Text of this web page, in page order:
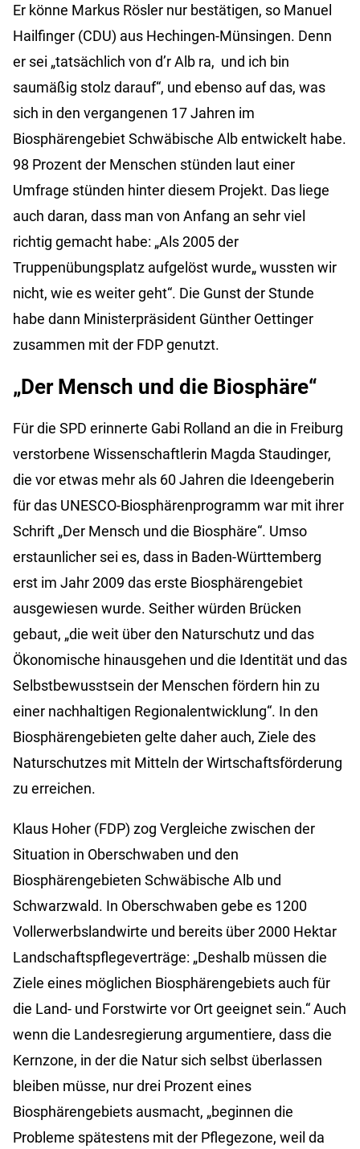
Er könne Markus Rösler nur bestätigen, so Manuel
Hailfinger (CDU) aus Hechingen-Münsingen. Denn
er sei „tatsächlich von d’r Alb ra, und ich bin
saumäßig stolz darauf“, und ebenso auf das, was
sich in den vergangenen 17 Jahren im
Biosphärengebiet Schwäbische Alb entwickelt habe.
98 Prozent der Menschen stünden laut einer
Umfrage stünden hinter diesem Projekt. Das liege
auch daran, dass man von Anfang an sehr viel
richtig gemacht habe: „Als 2005 der
Truppenübungsplatz aufgelöst wurde„ wussten wir
nicht, wie es weiter geht“. Die Gunst der Stunde
habe dann Ministerpräsident Günther Oettinger
zusammen mit der FDP genutzt.
„Der Mensch und die Biosphäre“
Für die SPD erinnerte Gabi Rolland an die in Freiburg
verstorbene Wissenschaftlerin Magda Staudinger,
die vor etwas mehr als 60 Jahren die Ideengeberin
für das UNESCO-Biosphärenprogramm war mit ihrer
Schrift „Der Mensch und die Biosphäre“. Umso
erstaunlicher sei es, dass in Baden-Württemberg
erst im Jahr 2009 das erste Biosphärengebiet
ausgewiesen wurde. Seither würden Brücken
gebaut, „die weit über den Naturschutz und das
Ökonomische hinausgehen und die Identität und das
Selbstbewusstsein der Menschen fördern hin zu
einer nachhaltigen Regionalentwicklung“. In den
Biosphärengebieten gelte daher auch, Ziele des
Naturschutzes mit Mitteln der Wirtschaftsförderung
zu erreichen.
Klaus Hoher (FDP) zog Vergleiche zwischen der
Situation in Oberschwaben und den
Biosphärengebieten Schwäbische Alb und
Schwarzwald. In Oberschwaben gebe es 1200
Vollerwerbslandwirte und bereits über 2000 Hektar
Landschaftspflegeverträge: „Deshalb müssen die
Ziele eines möglichen Biosphärengebiets auch für
die Land- und Forstwirte vor Ort geeignet sein.“ Auch
wenn die Landesregierung argumentiere, dass die
Kernzone, in der die Natur sich selbst überlassen
bleiben müsse, nur drei Prozent eines
Biosphärengebiets ausmacht, „beginnen die
Probleme spätestens mit der Pflegezone, weil da